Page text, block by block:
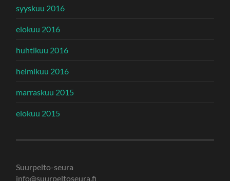
syyskuu 2016
elokuu 2016
huhtikuu 2016
helmikuu 2016
marraskuu 2015
elokuu 2015
Suurpelto-seura
info@suurpeltoseura.fi